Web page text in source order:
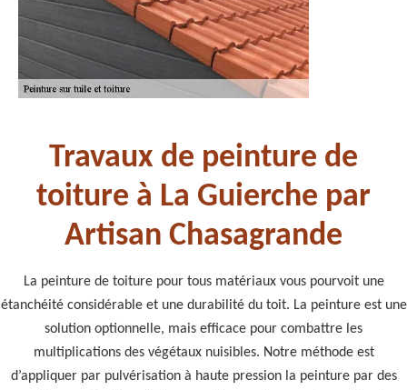
Travaux de peinture de
toiture à La Guierche par
Artisan Chasagrande
La peinture de toiture pour tous matériaux vous pourvoit une
étanchéité considérable et une durabilité du toit. La peinture est une
solution optionnelle, mais efficace pour combattre les
multiplications des végétaux nuisibles. Notre méthode est
d’appliquer par pulvérisation à haute pression la peinture par des